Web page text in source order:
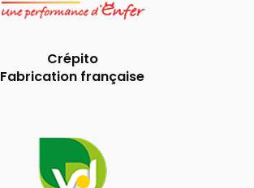
Crépito
Fabrication française